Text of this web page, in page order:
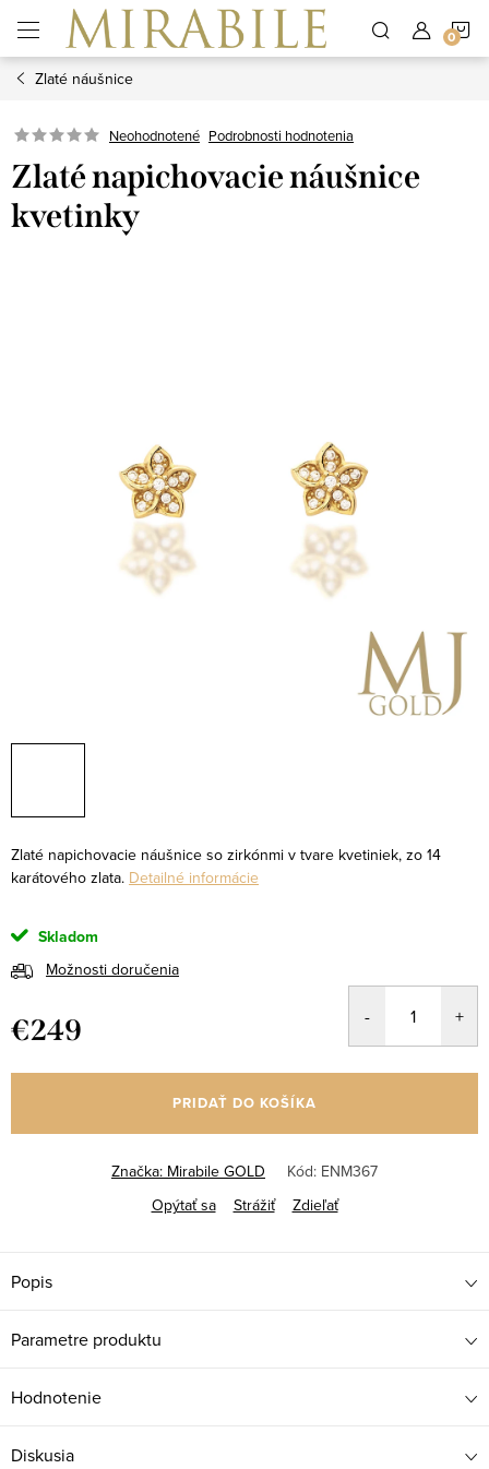
obsah
Zlaté náušnice
Neohodnotené Podrobnosti hodnotenia
Zlaté napichovacie náušnice
kvetinky
Zlaté napichovacie náušnice so zirkónmi v tvare kvetiniek, zo 14
karátového zlata. Detailné informácie
Skladom
Možnosti doručenia
€249
cena:
PRIDAŤ DO KOŠÍKA
Značka: Mirabile GOLD Kód: ENM367
Opýtať sa
Strážiť Zdieľať
Popis
Parametre produktu
Hodnotenie
Diskusia